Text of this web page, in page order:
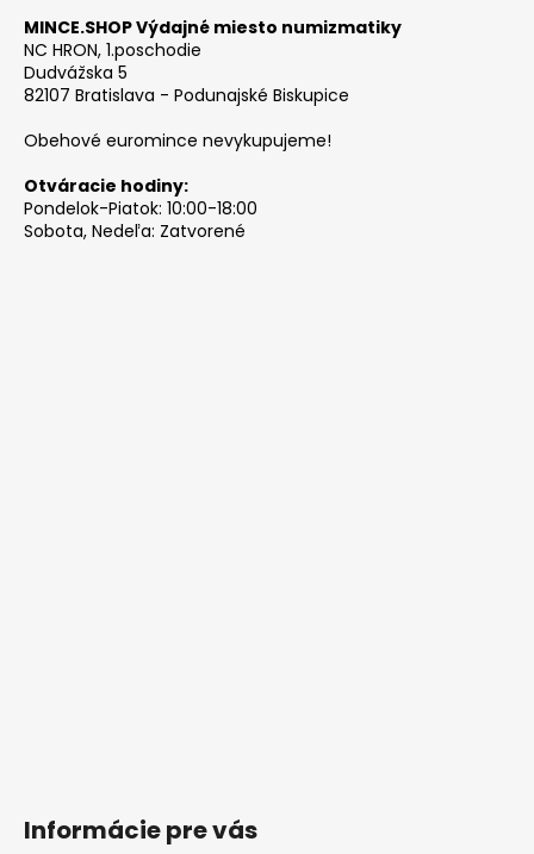
MINCE.SHOP Výdajné miesto numizmatiky
NC HRON, 1.poschodie
Dudvážska 5
82107 Bratislava - Podunajské Biskupice
Obehové euromince nevykupujeme!
Otváracie hodiny:
Pondelok-Piatok: 10:00-18:00
Sobota, Nedeľa: Zatvorené
Informácie pre vás